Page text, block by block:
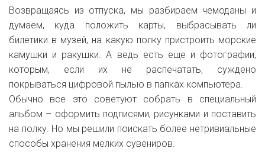
Возвращаясь из отпуска, мы разбираем чемоданы и
думаем, куда положить карты, выбрасывать ли
билетики в музей, на какую полку пристроить морские
камушки и ракушки. А ведь есть еще и фотографии,
которым, если их не распечатать, суждено
покрываться цифровой пылью в папках компьютера.
Обычно все это советуют собрать в специальный
альбом – оформить подписями, рисунками и поставить
на полку. Но мы решили поискать более нетривиальные
способы хранения мелких сувениров.